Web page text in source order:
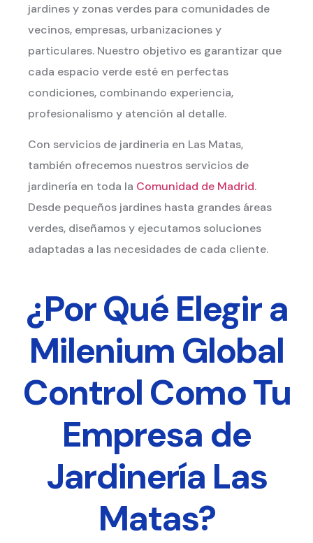
jardines y zonas verdes para comunidades de
vecinos, empresas, urbanizaciones y
particulares. Nuestro objetivo es garantizar que
cada espacio verde esté en perfectas
condiciones, combinando experiencia,
profesionalismo y atención al detalle.
Con servicios de jardineria en Las Matas,
también ofrecemos nuestros servicios de
jardinería en toda la Comunidad de Madrid.
Desde pequeños jardines hasta grandes áreas
verdes, diseñamos y ejecutamos soluciones
adaptadas a las necesidades de cada cliente.
¿Por Qué Elegir a
Milenium Global
Control Como Tu
Empresa de
Jardinería Las
Matas?